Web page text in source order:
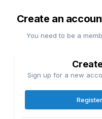
Create an
You need to be a
Sign up for a new